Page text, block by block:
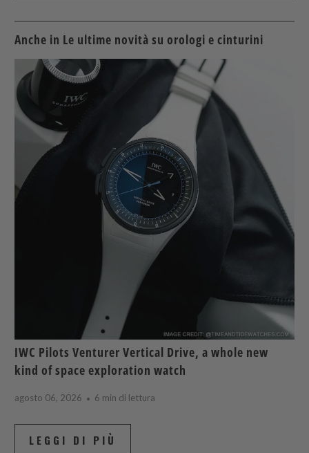
Anche in Le ultime novità su orologi e cinturini
IWC Pilots Venturer Vertical Drive, a whole new
kind of space exploration watch
agosto 06, 2026 6 min di lettura
LEGGI DI PIÙ